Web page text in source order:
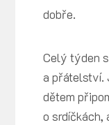
dobře.
Celý týden
a přátelství.
dětem
o srdíčkách,